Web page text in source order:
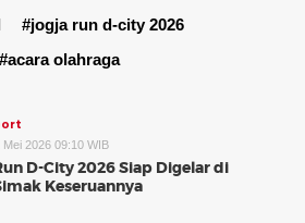
#jogja run d-city 2026
#acara olahraga
Mei 2026 09:10 WIB
D-City 2026 Siap Digelar di
Keseruannya